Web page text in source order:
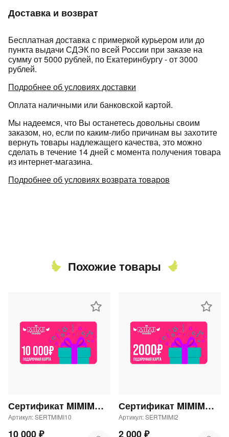
Доставка и возврат
Бесплатная доставка с примеркой курьером или до
пункта выдачи СДЭК по всей России при заказе на
сумму от 5000 рублей, по Екатеринбургу - от 3000
рублей.
Подробнее об условиях доставки
Оплата наличными или банковской картой.
Мы надеемся, что Вы останетесь довольны своим
заказом, но, если по каким-либо причинам вы захотите
вернуть товары надлежащего качества, это можно
сделать в течение 14 дней с момента получения товара
из интернет-магазина.
Подробнее об условиях возврата товаров
Похожие товары
Сертификат MIMIMODA 10000 р.
Артикул: SERTMIMI10
10 000 ₽
Сертификат MIMIMODA 2000 р.
Артикул: SERTMIMI2
2 000 ₽
раз в 2 недели